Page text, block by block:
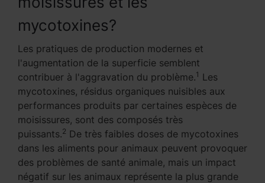
mycotoxines?
Les pratiques de production modernes et
l'augmentation de la superficie semblent
contribuer à l'aggravation du problème.1 Les
mycotoxines, résidus organiques nuisibles aux
performances produits par certaines espèces de
moisissures, sont des composés très
puissants.2 De très faibles doses de mycotoxines
dans les aliments pour animaux peuvent provoquer
des problèmes de santé animale, mais un impact
négatif sur les animaux représente la plus grande